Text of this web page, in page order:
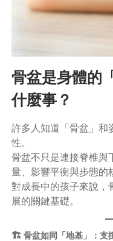
骨盆是身體的
什麼事？
許多人知道「骨盆」和
性。
骨盆不只是連接脊椎與
量、影響平衡與步態的
對成長中的孩子來說，
展的關鍵基礎。
🏗️ 骨盆如同「地基」：支